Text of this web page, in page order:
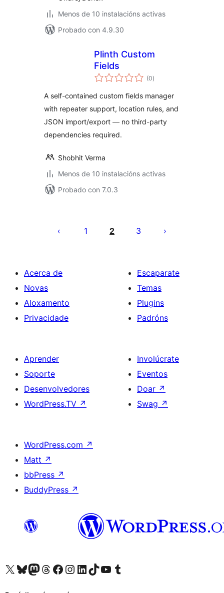
Menos de 10 instalacións activas
Probado con 4.9.30
Plinth Custom
Fields
(0valoracións
totais
)
A self-contained custom fields manager
with repeater support, location rules, and
JSON import/export — no third-party
dependencies required.
Shobhit Verma
Menos de 10 instalacións activas
Probado con 7.0.3
1 2 3
Acerca de
Novas
Aloxamento
Privacidade
Escaparate
Temas
Plugins
Padróns
Aprender
Soporte
Desenvolvedores
WordPress.TV ↗
Involúcrate
Eventos
Doar ↗
Swag ↗
WordPress.com ↗
Matt ↗
bbPress ↗
BuddyPress ↗
Visita la cuenta de X (anteriormente Twitter)
Visita a nosa conta de Bluesky
Visita a nosa conta de Mastodon
Visita a nosa conta de Threads
Visita a nosa páxina de Facebook
Visita a nosa conta de Instagram
Visita a nosa conta de LinkedIn
Visita a nosa conta de TikTok
Visita a nosa canle de YouTube
Visita a nosa conta de Tumblr